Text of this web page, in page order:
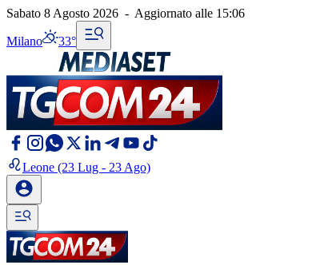
Sabato 8 Agosto 2026 - Aggiornato alle 15:06
Milano 33°
Leone (23 Lug - 23 Ago)